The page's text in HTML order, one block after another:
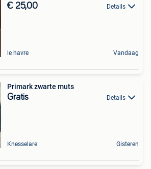
€ 25,00 Details
le havre Vandaag
Primark zwarte muts
Gratis Details
Knesselare Gisteren